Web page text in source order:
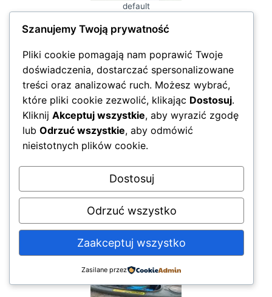
default
Szanujemy Twoją prywatność
Pliki cookie pomagają nam poprawić Twoje
doświadczenia, dostarczać spersonalizowane
treści oraz analizować ruch. Możesz wybrać,
które pliki cookie zezwolić, klikając Dostosuj.
Kliknij Akceptuj wszystkie, aby wyrazić zgodę
lub Odrzuć wszystkie, aby odmówić
nieistotnych plików cookie.
Dostosuj
Odrzuć wszystko
Zaakceptuj wszystko
Zasilane przez